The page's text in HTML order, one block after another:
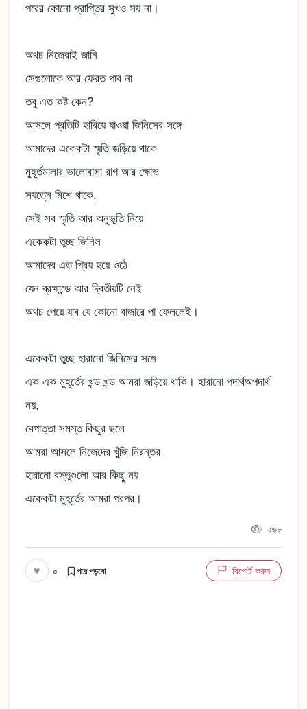
পরের কোনো প্রাপ্তির সুখও সয় না।
অথচ নিজেরাই জানি
সেগুলোকে আর ফেরত পাব না
তবু এত কষ্ট কেন?
আসলে প্রতিটি হারিয়ে যাওয়া জিনিসের সঙ্গে
আমাদের একেকটা স্মৃতি জড়িয়ে থাকে
মুহূর্তমালার ভালোবাসা রাগ আর ক্ষোভ
সযত্নে মিশে থাকে,
সেই সব স্মৃতি আর অনুভূতি নিয়ে
একেকটা তুচ্ছ জিনিস
আমাদের এত প্রিয় হয়ে ওঠে
যেন ব্রহ্মান্ডে আর দ্বিতীয়টি নেই
অথচ পেয়ে যাব যে কোনো বাজারে পা ফেললেই।
একেকটা তুচ্ছ হারানো জিনিসের সঙ্গে
এক এক মুহূর্তের খন্ড খন্ড আমরা জড়িয়ে থাকি। হারানো পদার্থঅপদার্থ
নয়,
বেপাত্তা সমস্ত কিছুর ছলে
আমরা আসলে নিজেদের খুঁজি নিরন্তর
হারানো বস্তুগুলো আর কিছু নয়
একেকটা মুহূর্তের আমরা পরপর।
২৬৮
♥ ০ পরে পড়বো রিপোর্ট করুন